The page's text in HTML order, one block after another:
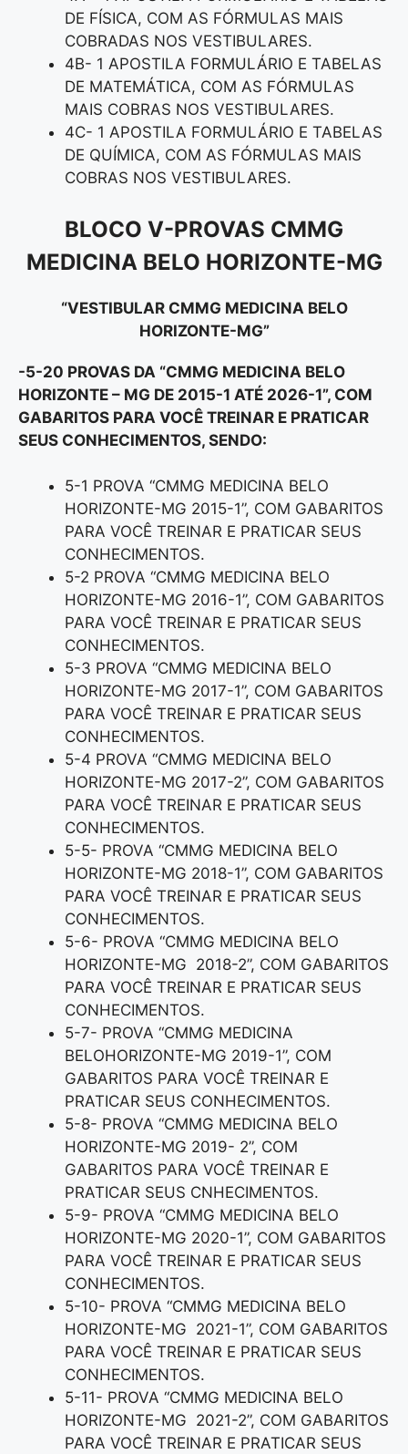
DE FÍSICA, COM AS FÓRMULAS MAIS
COBRADAS NOS VESTIBULARES.
4B- 1 APOSTILA FORMULÁRIO E TABELAS
DE MATEMÁTICA, COM AS FÓRMULAS
MAIS COBRAS NOS VESTIBULARES.
4C- 1 APOSTILA FORMULÁRIO E TABELAS
DE QUÍMICA, COM AS FÓRMULAS MAIS
COBRAS NOS VESTIBULARES.
BLOCO V-PROVAS CMMG
MEDICINA BELO HORIZONTE-MG
“VESTIBULAR CMMG MEDICINA BELO
HORIZONTE-MG”
-5-20 PROVAS DA “CMMG MEDICINA BELO
HORIZONTE – MG DE 2015-1 ATÉ 2026-1”, COM
GABARITOS PARA VOCÊ TREINAR E PRATICAR
SEUS CONHECIMENTOS, SENDO:
5-1 PROVA “CMMG MEDICINA BELO
HORIZONTE-MG 2015-1”, COM GABARITOS
PARA VOCÊ TREINAR E PRATICAR SEUS
CONHECIMENTOS.
5-2 PROVA “CMMG MEDICINA BELO
HORIZONTE-MG 2016-1”, COM GABARITOS
PARA VOCÊ TREINAR E PRATICAR SEUS
CONHECIMENTOS.
5-3 PROVA “CMMG MEDICINA BELO
HORIZONTE-MG 2017-1”, COM GABARITOS
PARA VOCÊ TREINAR E PRATICAR SEUS
CONHECIMENTOS.
5-4 PROVA “CMMG MEDICINA BELO
HORIZONTE-MG 2017-2”, COM GABARITOS
PARA VOCÊ TREINAR E PRATICAR SEUS
CONHECIMENTOS.
5-5- PROVA “CMMG MEDICINA BELO
HORIZONTE-MG 2018-1”, COM GABARITOS
PARA VOCÊ TREINAR E PRATICAR SEUS
CONHECIMENTOS.
5-6- PROVA “CMMG MEDICINA BELO
HORIZONTE-MG 2018-2”, COM GABARITOS
PARA VOCÊ TREINAR E PRATICAR SEUS
CONHECIMENTOS.
5-7- PROVA “CMMG MEDICINA
BELOHORIZONTE-MG 2019-1”, COM
GABARITOS PARA VOCÊ TREINAR E
PRATICAR SEUS CONHECIMENTOS.
5-8- PROVA “CMMG MEDICINA BELO
HORIZONTE-MG 2019- 2”, COM
GABARITOS PARA VOCÊ TREINAR E
PRATICAR SEUS CNHECIMENTOS.
5-9- PROVA “CMMG MEDICINA BELO
HORIZONTE-MG 2020-1”, COM GABARITOS
PARA VOCÊ TREINAR E PRATICAR SEUS
CONHECIMENTOS.
5-10- PROVA “CMMG MEDICINA BELO
HORIZONTE-MG 2021-1”, COM GABARITOS
PARA VOCÊ TREINAR E PRATICAR SEUS
CONHECIMENTOS.
5-11- PROVA “CMMG MEDICINA BELO
HORIZONTE-MG 2021-2”, COM GABARITOS
PARA VOCÊ TREINAR E PRATICAR SEUS